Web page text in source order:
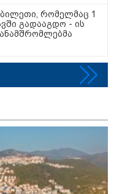
2026
9 წლის
მკვლელობაში
აეროპორტში
თვითმფრინავთან
აღჭურვილი
- რას წერს
რომელმაც 1
გადააგდო - ის